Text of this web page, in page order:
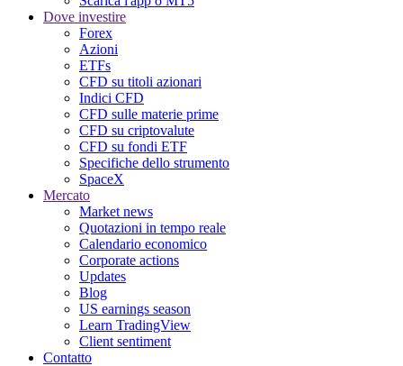
Dove investire
Forex
Azioni
ETFs
CFD su titoli azionari
Indici CFD
CFD sulle materie prime
CFD su criptovalute
CFD su fondi ETF
Specifiche dello strumento
SpaceX
Mercato
Market news
Quotazioni in tempo reale
Calendario economico
Corporate actions
Updates
Blog
US earnings season
Learn TradingView
Client sentiment
Contatto